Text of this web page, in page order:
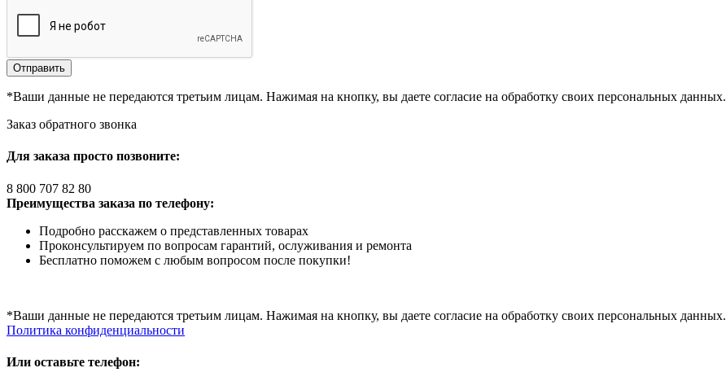
*Ваши данные не передаются третьим лицам. Нажимая на кнопку, вы даете согласие на обработку своих персональных данных.
Заказ обратного звонка
Для заказа просто позвоните:
8 800 707 82 80
Преимущества заказа по телефону:
Подробно расскажем о представленных товарах
Проконсультируем по вопросам гарантий, ослуживания и ремонта
Бесплатно поможем с любым вопросом после покупки!
*Ваши данные не передаются третьим лицам. Нажимая на кнопку, вы даете согласие на обработку своих персональных данных.
Политика конфиденциальности
Или оставьте телефон: